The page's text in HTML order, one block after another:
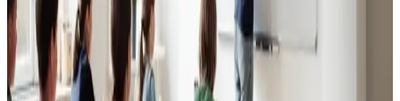
Erhvervsventilation